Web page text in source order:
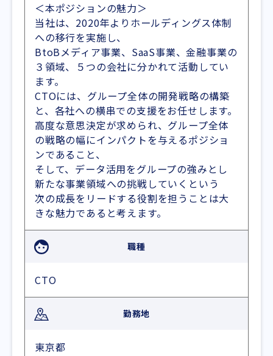
＜本ポジションの魅力＞
当社は、2020年よりホールディングス体制
への移行を実施し、
BtoBメディア事業、SaaS事業、金融事業の
３領域、５つの会社に分かれて活動してい
ます。
CTOには、グループ全体の開発戦略の構築
と、各社への横串での支援をお任せします。
高度な意思決定が求められ、グループ全体
の戦略の幅にインパクトを与えるポジショ
ンであること、
そして、データ活用をグループの強みとし
新たな事業領域への挑戦していくという
次の成長をリードする役割を担うことは大
きな魅力であると考えます。
職種
CTO
勤務地
東京都